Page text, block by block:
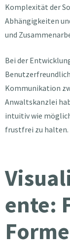
Komplexität der
Abhängigkeiten
und
Bei der
Kommunikation
Anwaltskanzlei
intuitiv wie
frustfrei zu halten.
ente: